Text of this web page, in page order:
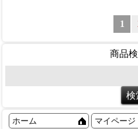
1
商品
ホーム マイページ